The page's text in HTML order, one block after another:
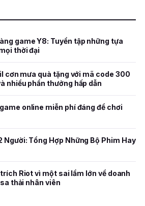
game Y8: Tuyển tập những tựa
thời đại
cơn mưa quà tặng với mã code 300
nhiều phần thưởng hấp dẫn
online miễn phí đáng để chơi
Người: Tổng Hợp Những Bộ Phim Hay
Riot vì một sai lầm lớn về doanh
thải nhân viên